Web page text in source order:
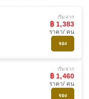
เริ่มจาก
฿ 1,383
ราคา/ คน
จอง
เริ่มจาก
฿ 1,460
ราคา/ คน
จอง